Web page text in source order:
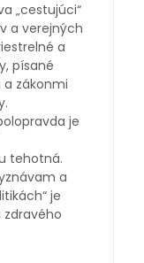
„cestujúci“
a verejných
a
písané
zákonmi
je
tehotná.
a
je
zdravého